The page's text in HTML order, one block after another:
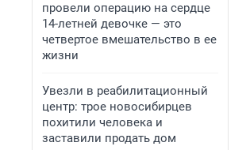
провели операцию на сердце
14-летней девочке — это
четвертое вмешательство в ее
жизни
Увезли в реабилитационный
центр: трое новосибирцев
похитили человека и
заставили продать дом